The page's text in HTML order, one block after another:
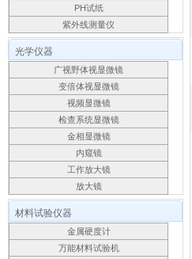
PH试纸
紫外线测量仪
光学仪器
广视野体视显微镜
变倍体视显微镜
视频显微镜
检查系统显微镜
金相显微镜
内窥镜
工作放大镜
放大镜
材料试验仪器
金属硬度计
万能材料试验机